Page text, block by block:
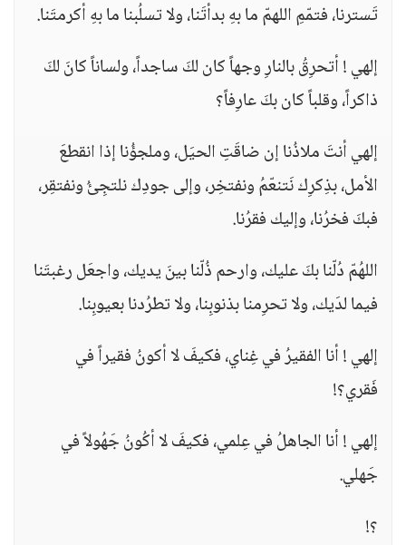
تَسترنا، فتمّمِ اللهمّ ما بهِ بدأتَنا، ولا تسلُبنا ما بهِ أكرمتَنا.
إلهي ! أتحرِقُ بالنارِ وجهاً كان لكَ ساجداً، ولساناً كانَ لكَ
ذاكراً، وقلباً كان بكَ عارِفاً؟
إلهي أنتَ ملاذُنا إن ضاقَتِ الحيَل، وملجؤُنا إذا انقطعَ
الأمل، بذِكرِك نَتنعّمُ ونفتخِر، وإلى جودِك نلتجِئُ ونفتقِر،
فبكَ فخرُنا، وإليك فقرُنا.
اللهُمّ دُلّنا بكَ عليك، وارحم ذُلّنا بينَ يديك، واجعَل رغبتَنا
فيما لدَيك، ولا تحرِمنا بذنوبِنا، ولا تطرُدنا بعيوبِنا.
إلهي ! أنا الفقيرُ في غِناي، فكيفَ لا أكونُ فقيراً في
فَقري؟!
إلهي ! أنا الجاهلُ في عِلمي، فكيفَ لا أكُونُ جَهُولاً في
جَهلي.
؟!